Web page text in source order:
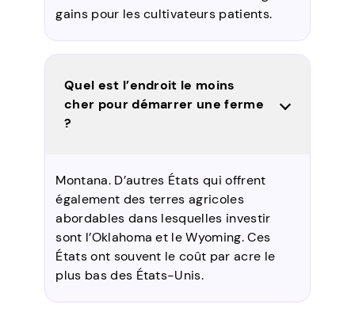
gains pour les cultivateurs patients.
Quel est l’endroit le moins
cher pour démarrer une ferme
?
Montana. D’autres États qui offrent
également des terres agricoles
abordables dans lesquelles investir
sont l’Oklahoma et le Wyoming. Ces
États ont souvent le coût par acre le
plus bas des États-Unis.